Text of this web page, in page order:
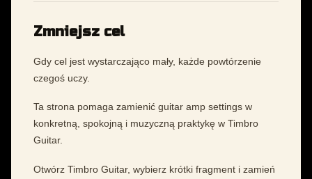
Zmniejsz cel
Gdy cel jest wystarczająco mały, każde powtórzenie
czegoś uczy.
Ta strona pomaga zamienić guitar amp settings w
konkretną, spokojną i muzyczną praktykę w Timbro
Guitar.
Otwórz Timbro Guitar, wybierz krótki fragment i zamień